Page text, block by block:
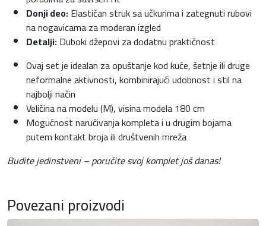
0
,
0
0
M
K
M
.
Donji deo:Elastičan struk sa učkurima i zategnuti rubovi
na nogavicama za moderan izgled
Detalji:Duboki džepovi za dodatnu praktičnost
Ovaj set je idealan za opuštanje kod kuće, šetnje ili druge
neformalne aktivnosti, kombinirajući udobnost i stil na
najbolji način
Veličina na modelu (M), visina modela 180 cm
Mogućnost naručivanja kompleta i u drugim bojama
putem kontakt broja ili društvenih mreža
Budite jedinstveni – poručite svoj komplet još danas!
Povezani proizvodi